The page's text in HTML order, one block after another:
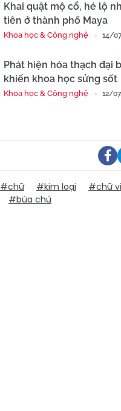
Khai quật mộ cổ, hé lộ
tiên ở thành phố Maya
Khoa học & Công nghệ 14/
Phát hiện hóa thạch đại
khiến khoa học sửng sốt
Khoa học & Công nghệ 12/
#chữ #kim loại
#chữ
#bùa chú